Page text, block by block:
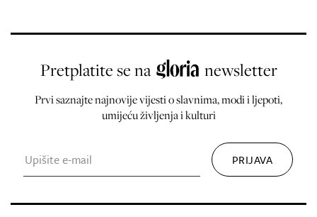
Pretplatite se na newsletter
Prvi saznajte najnovije vijesti o slavnima, modi i ljepoti,
umijeću življenja i kulturi